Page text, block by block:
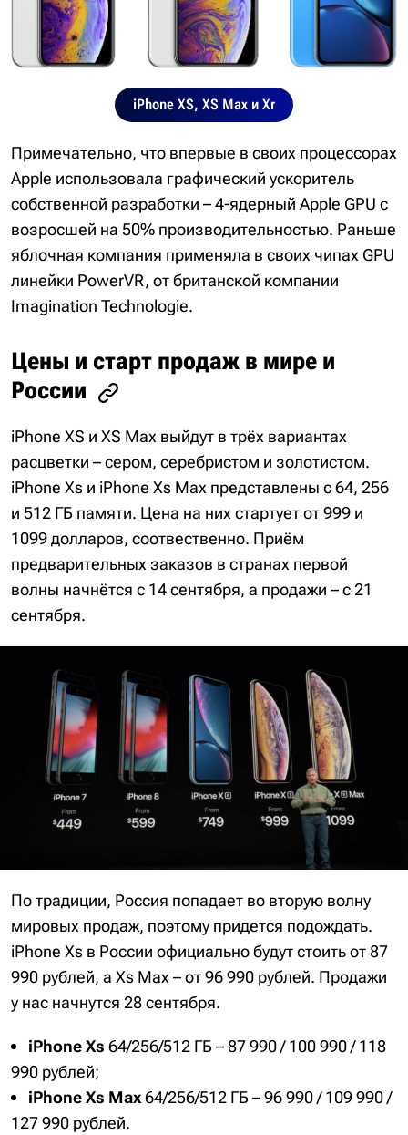
iPhone XS, XS Max и Xr
Примечательно, что впервые в своих процессорах
Apple использовала графический ускоритель
собственной разработки – 4-ядерный Apple GPU с
возросшей на 50% производительностью. Раньше
яблочная компания применяла в своих чипах GPU
линейки PowerVR, от британской компании
Imagination Technologie.
Цены и старт продаж в мире и
России
iPhone XS и XS Max выйдут в трёх вариантах
расцветки – сером, серебристом и золотистом.
iPhone Xs и iPhone Xs Max представлены с 64, 256
и 512 ГБ памяти. Цена на них стартует от 999 и
1099 долларов, соотвественно. Приём
предварительных заказов в странах первой
волны начнётся с 14 сентября, а продажи – с 21
сентября.
По традиции, Россия попадает во вторую волну
мировых продаж, поэтому придется подождать.
iPhone Xs в России официально будут стоить от 87
990 рублей, а Xs Max – от 96 990 рублей. Продажи
у нас начнутся 28 сентября.
iPhone Xs 64/256/512 ГБ – 87 990 / 100 990 / 118
990 рублей;
iPhone Xs Max64/256/512 ГБ – 96 990 / 109 990 /
127 990 рублей.